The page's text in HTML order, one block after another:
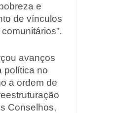
e
de vínculos
avanços
política no
a ordem de
Conselhos,